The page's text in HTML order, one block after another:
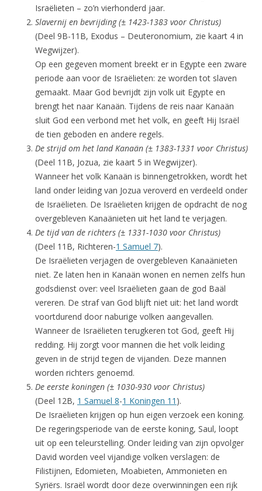
Israëlieten – zo’n vierhonderd jaar.
Slavernij en bevrijding (± 1423-1383 voor Christus)
(Deel 9B-11B, Exodus – Deuteronomium, zie kaart 4 in
Wegwijzer).
Op een gegeven moment breekt er in Egypte een zware
periode aan voor de Israëlieten: ze worden tot slaven
gemaakt. Maar God bevrijdt zijn volk uit Egypte en
brengt het naar Kanaän. Tijdens de reis naar Kanaän
sluit God een verbond met het volk, en geeft Hij Israël
de tien geboden en andere regels.
De strijd om het land Kanaän (± 1383-1331 voor Christus)
(Deel 11B, Jozua, zie kaart 5 in Wegwijzer).
Wanneer het volk Kanaän is binnengetrokken, wordt het
land onder leiding van Jozua veroverd en verdeeld onder
de Israëlieten. De Israëlieten krijgen de opdracht de nog
overgebleven Kanaänieten uit het land te verjagen.
De tijd van de richters (± 1331-1030 voor Christus)
(Deel 11B, Richteren-1 Samuel 7).
De Israëlieten verjagen de overgebleven Kanaänieten
niet. Ze laten hen in Kanaän wonen en nemen zelfs hun
godsdienst over: veel Israëlieten gaan de god Baäl
vereren. De straf van God blijft niet uit: het land wordt
voortdurend door naburige volken aangevallen.
Wanneer de Israëlieten terugkeren tot God, geeft Hij
redding. Hij zorgt voor mannen die het volk leiding
geven in de strijd tegen de vijanden. Deze mannen
worden richters genoemd.
De eerste koningen (± 1030-930 voor Christus)
(Deel 12B, 1 Samuel 8-1 Koningen 11 ).
De Israëlieten krijgen op hun eigen verzoek een koning.
De regeringsperiode van de eerste koning, Saul, loopt
uit op een teleurstelling. Onder leiding van zijn opvolger
David worden veel vijandige volken verslagen: de
Filistijnen, Edomieten, Moabieten, Ammonieten en
Syriërs. Israël wordt door deze overwinningen een rijk